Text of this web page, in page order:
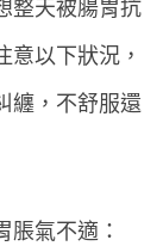
整天被腸胃抗
意以下狀況，
纏，不舒服還
脹氣不適：